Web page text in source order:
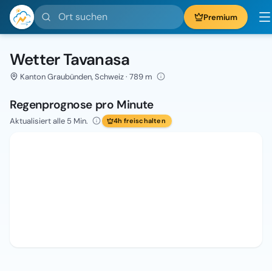
Ort suchen Premium
Wetter Tavanasa
Kanton Graubünden, Schweiz · 789 m
Regenprognose pro Minute
Aktualisiert alle 5 Min. 4h freischalten